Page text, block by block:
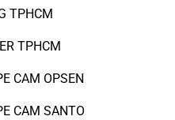
TPHCM
TPHCM
CAM OPSEN
CAM SANTO